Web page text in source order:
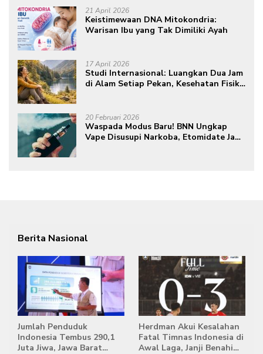
21 April 2026
Keistimewaan DNA Mitokondria:
Warisan Ibu yang Tak Dimiliki Ayah
17 April 2026
Studi Internasional: Luangkan Dua Jam
di Alam Setiap Pekan, Kesehatan Fisik
20 Februari 2026
Waspada Modus Baru! BNN Ungkap
Vape Disusupi Narkoba, Etomidate Jadi
Berita Nasional
Jumlah Penduduk
Indonesia Tembus 290,1
Juta Jiwa, Jawa Barat
Herdman Akui Kesalahan
Fatal Timnas Indonesia di
Awal Laga, Janji Benahi